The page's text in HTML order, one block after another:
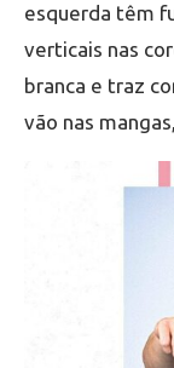
esquerda têm
verticais nas
branca e traz
vão nas